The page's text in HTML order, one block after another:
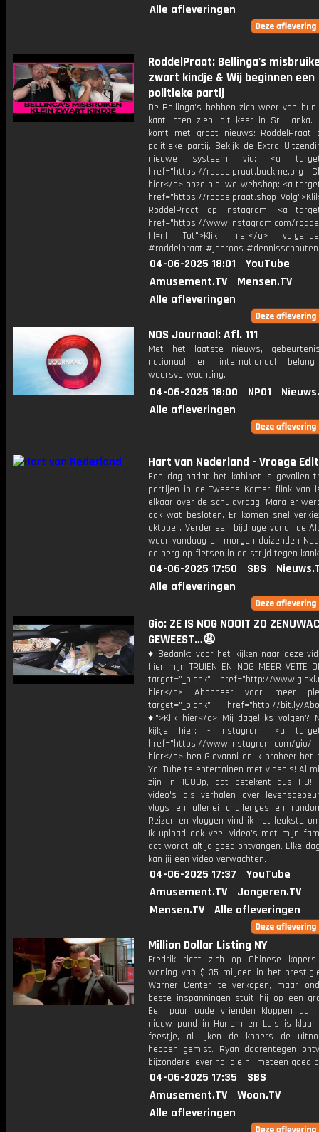
Alle afleveringen
RoddelPraat: Bellinga's
zwart kindje & Wij beginnen een
politieke partij
De Bellinga's hebben zich weer van
kant laten zien, dit keer in Sri Lanka.
komt met groot nieuws: RoddelPraat
politieke partij. Bekijk de Extra
nieuwe systeem via: <a
href="https://roddelpraat.backme.org
hier</a> onze nieuwe webshop: <a
href="https://roddelpraat.shop
RoddelPraat op Instagram: <a
href="https://www.instagram.com/
hl=nl Tot">Klik hier</a>
#roddelpraat #janroos #dennisschouten
04-06-2025 18:01
YouTube
Amusement.TV
Mensen.TV
Alle afleveringen
NOS Journaal: Afl. 111
Met het laatste nieuws,
nationaal en internationaal
weersverwachting.
04-06-2025 18:00 NPO1
Alle afleveringen
Hart van Nederland - Vroege
Een dag nadat het kabinet is gevallen
partijen in de Tweede Kamer flink van
elkaar over de schuldvraag. Mara er
ook wat besloten. Er komen snel
oktober. Verder een bijdrage vanaf de
waar vandaag en morgen duizenden
de berg op fietsen in de strijd tegen
04-06-2025 17:50 SBS
Alle afleveringen
Gio: ZE IS NOG NOOIT ZO
GEWEEST…😩
♦ Bedankt voor het kijken naar deze
hier mijn TRUIEN EN NOG MEER VETTE
target="_blank" href="http://
hier</a> Abonneer voor meer
target="_blank" href="http://bit.ly/
♦">Klik hier</a> Mij dagelijks volgen?
kijkje hier: - Instagram: <a
href="https://www.instagram.com/
hier</a> ben Giovanni en ik probeer het
YouTube te entertainen met video's! Al
zijn in 1080p, dat betekent dus HD!
video's als verhalen over
vlogs en allerlei challenges en
Reizen en vloggen vind ik het leukste
Ik upload ook veel video's met mijn
dat wordt altijd goed ontvangen. Elke
kan jij een video verwachten.
04-06-2025 17:37
YouTube
Amusement.TV
Jongeren.TV
Mensen.TV
Alle afleveringen
Million Dollar Listing NY
Fredrik richt zich op Chinese
woning van $ 35 miljoen in het
Warner Center te verkopen, maar
beste inspanningen stuit hij op een
Een paar oude vrienden kloppen
nieuw pand in Harlem en Luis is
feestje, al lijken de kopers de
hebben gemist. Ryan daarentegen
bijzondere levering, die hij meteen goed
04-06-2025 17:35
SBS
Amusement.TV
Woon.TV
Alle afleveringen